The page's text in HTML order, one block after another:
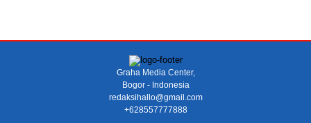
Graha Media Center,
Bogor - Indonesia
redaksihallo@gmail.com
+628557777888